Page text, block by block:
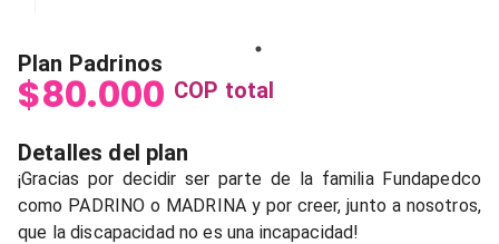
Plan Padrinos
$80.000 COP total
Detalles del plan
¡Gracias por decidir ser parte de la familia Fundapedco
como PADRINO o MADRINA y por creer, junto a nosotros,
que la discapacidad no es una incapacidad!